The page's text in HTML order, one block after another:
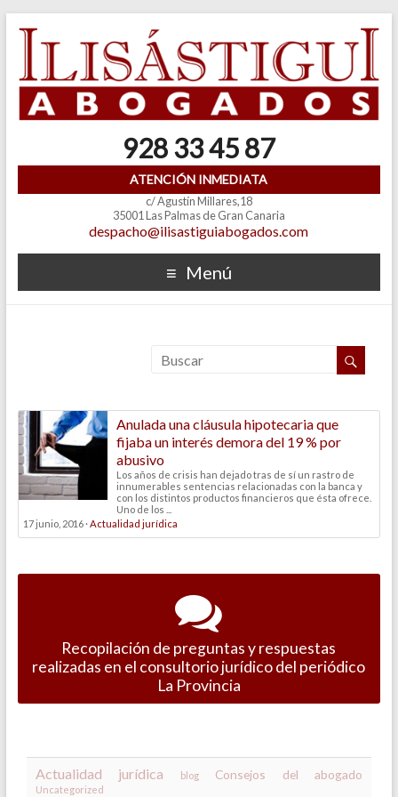
928 33 45 87
ATENCIÓN INMEDIATA
c/ Agustín Millares,18
35001 Las Palmas de Gran Canaria
despacho@ilisastiguiabogados.com
Menú
Anulada una cláusula hipotecaria que
fijaba un interés demora del 19 % por
abusivo
Los años de crisis han dejado tras de sí un rastro de
innumerables sentencias relacionadas con la banca y
con los distintos productos financieros que ésta ofrece.
Uno de los ...
17 junio, 2016 ·Actualidad jurídica
Recopilación de preguntas y respuestas
realizadas en el consultorio jurídico del periódico
La Provincia
Actualidad jurídica blog Consejos del abogado
Uncategorized